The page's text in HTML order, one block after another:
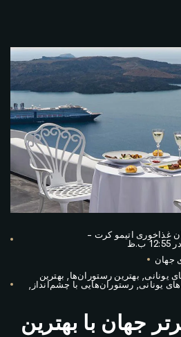
غذاخوری اتیمو کرت -
جهان
یونانی, بهترین رستوران‌ها, بهترین
یونانی,رستوران‌هایی با چشم‌انداز ,
جهان با بهترین